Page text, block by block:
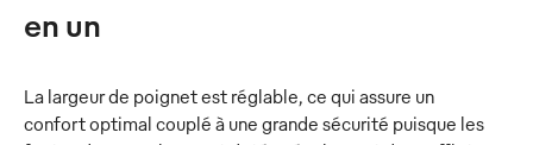
en un
La largeur de poignet est réglable, ce qui assure un
confort optimal couplé à une grande sécurité puisque les